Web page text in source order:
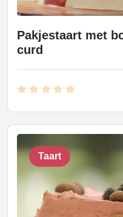
Pakjestaart met
curd
Taart